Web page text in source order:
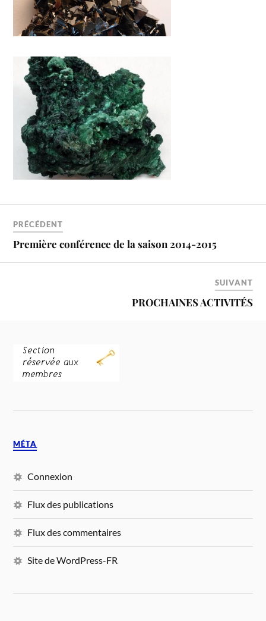
PRÉCÉDENT
Première conférence de la saison 2014-2015
SUIVANT
PROCHAINES ACTIVITÉS
MÉTA
Connexion
Flux des publications
Flux des commentaires
Site de WordPress-FR